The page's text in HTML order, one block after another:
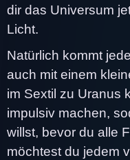
dir das Universum
Licht.
Natürlich kommt
auch mit einem
im Sextil zu Uranus
impulsiv machen,
willst, bevor du alle
möchtest du jedem